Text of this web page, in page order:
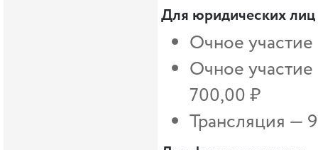
Для юридических лиц
Очное
Очное
700,00 ₽
Трансляция —